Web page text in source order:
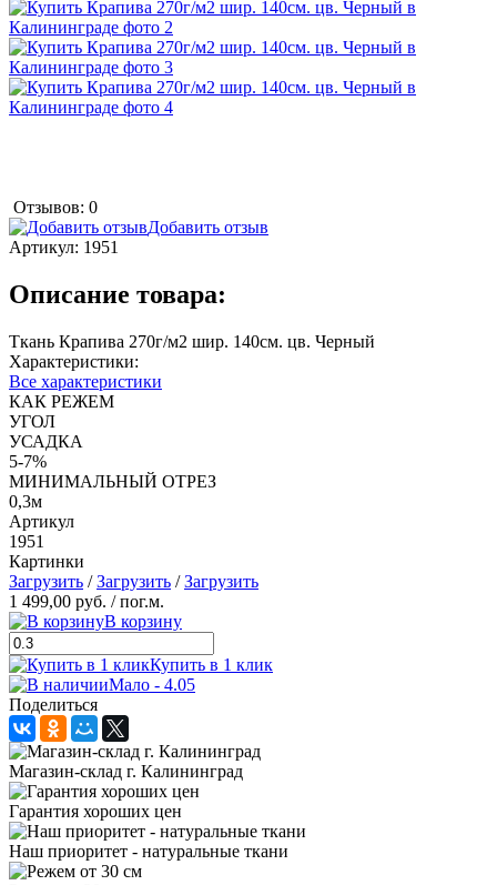
Отзывов: 0
Добавить отзыв
Артикул: 1951
Описание товара:
Ткань Крапива 270г/м2 шир. 140см. цв. Черный
Характеристики:
Все характеристики
КАК РЕЖЕМ
УГОЛ
УСАДКА
5-7%
МИНИМАЛЬНЫЙ ОТРЕЗ
0,3м
Артикул
1951
Картинки
Загрузить /Загрузить /Загрузить
1 499,00 руб. / пог.м.
В корзину
Купить в 1 клик
Мало - 4.05
Поделиться
Магазин-склад г. Калининград
Гарантия хороших цен
Наш приоритет - натуральные ткани